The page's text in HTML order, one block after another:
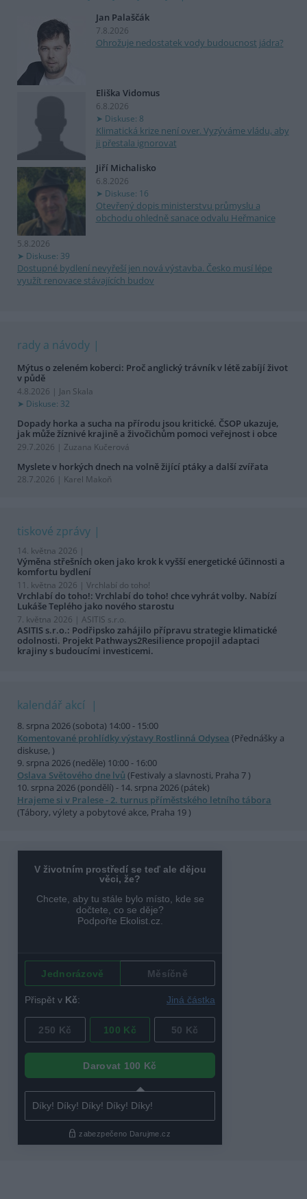
Jan Palaščák
7.8.2026
Ohrožuje nedostatek vody budoucnost jádra?
Eliška Vidomus
6.8.2026
Diskuse: 8
Klimatická krize není over. Vyzýváme vládu, aby
ji přestala ignorovat
Jiří Michalisko
6.8.2026
Diskuse: 16
Otevřený dopis ministerstvu průmyslu a
obchodu ohledně sanace odvalu Heřmanice
5.8.2026
Diskuse: 39
Dostupné bydlení nevyřeší jen nová výstavba. Česko musí lépe
využít renovace stávajících budov
rady a návody
Mýtus o zeleném koberci: Proč anglický trávník v létě zabíjí život
v půdě
4.8.2026 | Jan Skala
Diskuse: 32
Dopady horka a sucha na přírodu jsou kritické. ČSOP ukazuje,
jak může žíznivé krajině a živočichům pomoci veřejnost i obce
29.7.2026 | Zuzana Kučerová
Myslete v horkých dnech na volně žijící ptáky a další zvířata
28.7.2026 | Karel Makoň
tiskové zprávy
14. května 2026 |
Výměna střešních oken jako krok k vyšší energetické účinnosti a
komfortu bydlení
11. května 2026 | Vrchlabí do toho!
Vrchlabí do toho!: Vrchlabí do toho! chce vyhrát volby. Nabízí
Lukáše Teplého jako nového starostu
7. května 2026 | ASITIS s.r.o.
ASITIS s.r.o.: Podřipsko zahájilo přípravu strategie klimatické
odolnosti. Projekt Pathways2Resilience propojil adaptaci
krajiny s budoucími investicemi.
kalendář akcí
8. srpna 2026 (sobota) 14:00 - 15:00
Komentované prohlídky výstavy Rostlinná Odysea (Přednášky a
diskuse, )
9. srpna 2026 (neděle) 10:00 - 16:00
Oslava Světového dne lvů (Festivaly a slavnosti, Praha 7 )
10. srpna 2026 (pondělí) - 14. srpna 2026 (pátek)
Hrajeme si v Pralese - 2. turnus příměstského letního tábora
(Tábory, výlety a pobytové akce, Praha 19 )